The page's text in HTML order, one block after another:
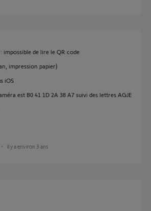
impossible de lire le QR code
impression papier)
iOS
est B0 41 1D 2A 38 A7 suivi des lettres AGJE
il y a environ 3 ans